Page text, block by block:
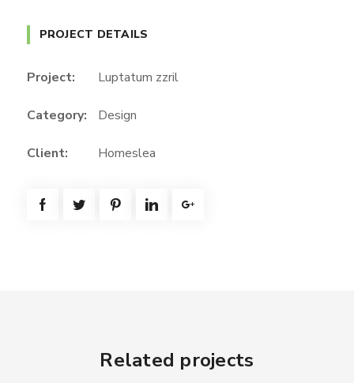
PROJECT DETAILS
Project: Luptatum zzril
Category: Design
Client: Homeslea
Related projects